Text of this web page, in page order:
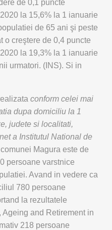
de 0,1 puncte
la 15,6% la 1 ianuarie
de 65 ani şi peste
o creştere de 0,4 puncte
la 19,3% la 1 ianuarie
urmatori. (INS). Si in
conform celei mai
dupa domiciliu la 1
judete si localitati,
a Institutul National de
Magura este de
persoane varstnice
Avand in vedere ca
780 persoane
la rezultatele
and Retirement in
218 persoane